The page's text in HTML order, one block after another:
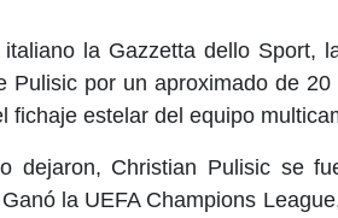
la Gazzetta dello Sport,
Pulisic por un aproximado de 20
fichaje estelar del equipo
dejaron, Christian Pulisic se
la UEFA Champions